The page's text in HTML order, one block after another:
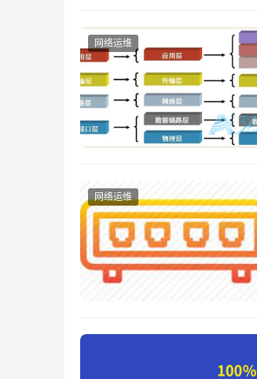
6、点“完成”，PHP 8 环境
网络运维
网络运维